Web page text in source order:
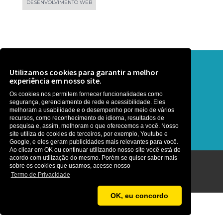
Utilizamos cookies para garantir a melhor
experiência em nosso site.
Os cookies nos permitem fornecer funcionalidades como
segurança, gerenciamento de rede e acessibilidade. Eles
melhoram a usabilidade e o desempenho por meio de vários
recursos, como reconhecimento de idioma, resultados de
pesquisa e, assim, melhoram o que oferecemos a você. Nosso
site utiliza de cookies de terceiros, por exemplo, Youtube e
Google, e eles geram publicidades mais relevantes para você.
Ao clicar em OK ou continuar utilizando nosso site você está de
acordo com utilização do mesmo. Porém se quiser saber mais
sobre os cookies que usamos, acesse nosso
Termo de Privacidade
OK, eu concordo
DESENVOLVIMENTO WEB
Precisa de ajuda? Que tal uma
conversa ?
É rapidinho, somos gente boa :)
Agência MetaNet ©2026